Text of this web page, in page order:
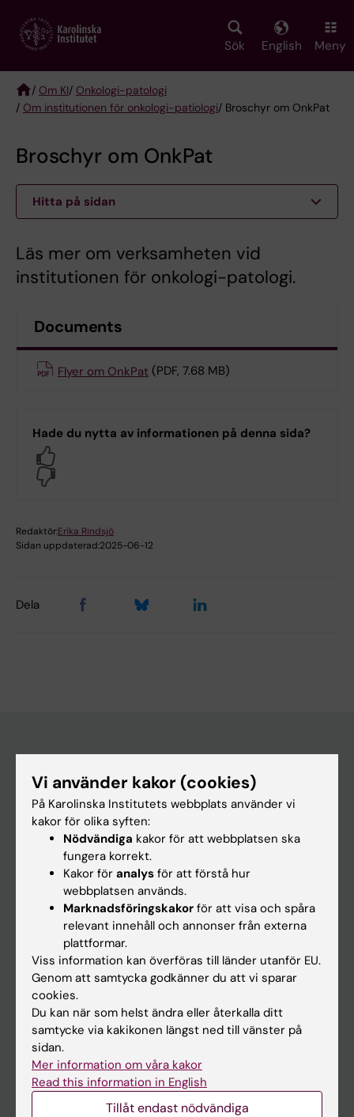
main
Sök English Meny
Breadcrumb
/ Om KI/ Onkologi-patologi
/ Om institutionen för onkologi-patiologi/ Broschyr om OnkPat
Broschyr om OnkPat
Hitta på sidan
Läs mer om verksamheten vid
institutionen för onkologi-patologi.
Documents
Flyer om OnkPat (PDF, 7.68 MB)
Hade du nytta av informationen på denna sida?
Redaktör:Erika Rindsjö
Sidan uppdaterad:2025-06-12
Dela
Huvudmeny
Utbildning
Forskarutbildning
Forskning
Nyheter
Kalender
Student
Ladok
Canvas
Vi använder kakor (cookies)
På Karolinska Institutets webbplats använder vi
kakor för olika syften:
Nödvändiga kakor för att webbplatsen ska
fungera korrekt.
Kakor för analys för att förstå hur
webbplatsen används.
Marknadsföringskakor för att visa och spåra
relevant innehåll och annonser från externa
plattformar.
Viss information kan överföras till länder utanför EU.
Genom att samtycka godkänner du att vi sparar
cookies.
Du kan när som helst ändra eller återkalla ditt
samtycke via kakikonen längst ned till vänster på
sidan.
Mer information om våra kakor
Read this information in English
Tillåt endast nödvändiga